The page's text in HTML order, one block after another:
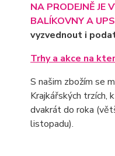
NA PRODEJNĚ JE
BALÍKOVNY A UPS
vyzvednout i
Trhy a akce na
S našim zbožím se
Krajkářských trzích,
dvakrát do roka
listopadu).